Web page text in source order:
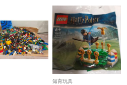
通郵便の土日休業に伴い金曜から日曜
遅くなる可能性があります。よろしくお
知育玩具